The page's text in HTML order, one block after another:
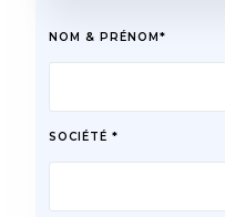
NOM & PRÉNOM*
SOCIÉTÉ *